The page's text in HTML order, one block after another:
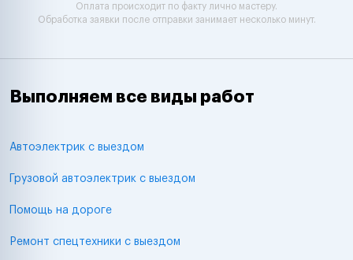
Оплата происходит по факту лично мастеру.
Обработка заявки после отправки занимает несколько минут.
Выполняем все виды работ
Автоэлектрик с выездом
Грузовой автоэлектрик с выездом
Помощь на дороге
Ремонт спецтехники с выездом